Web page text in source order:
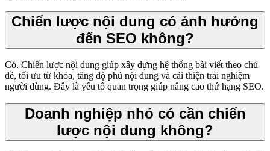
Chiến lược nội dung có ảnh hưởng
đến SEO không?
Có. Chiến lược nội dung giúp xây dựng hệ thống bài viết theo chủ
đề, tối ưu từ khóa, tăng độ phủ nội dung và cải thiện trải nghiệm
người dùng. Đây là yếu tố quan trọng giúp nâng cao thứ hạng SEO.
Doanh nghiệp nhỏ có cần chiến
lược nội dung không?